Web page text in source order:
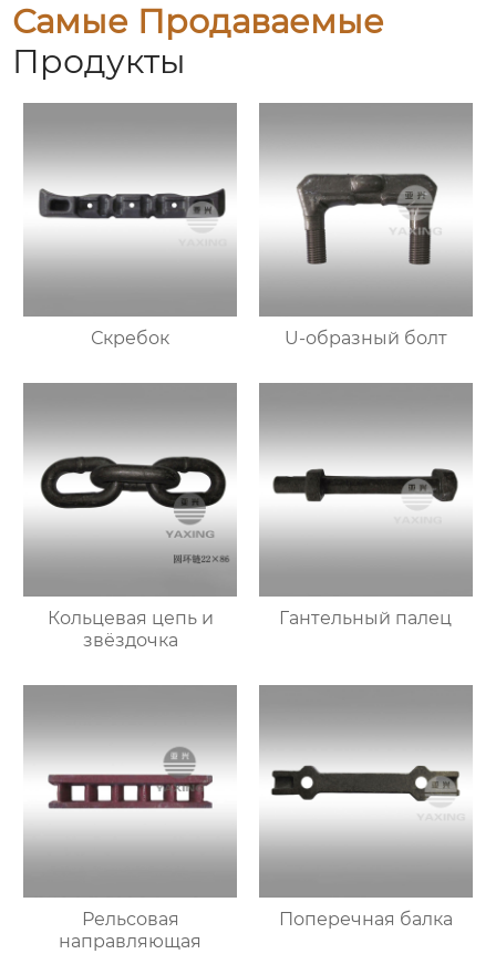
Самые Продаваемые
Продукты
Скребок U-образный болт
Кольцевая цепь и
звёздочка
Гантельный палец
Рельсовая
направляющая
Поперечная балка